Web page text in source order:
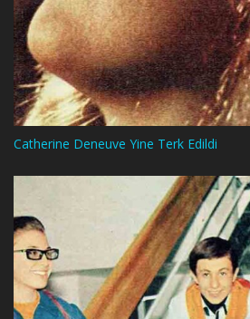
Catherine Deneuve Yine Terk Edildi